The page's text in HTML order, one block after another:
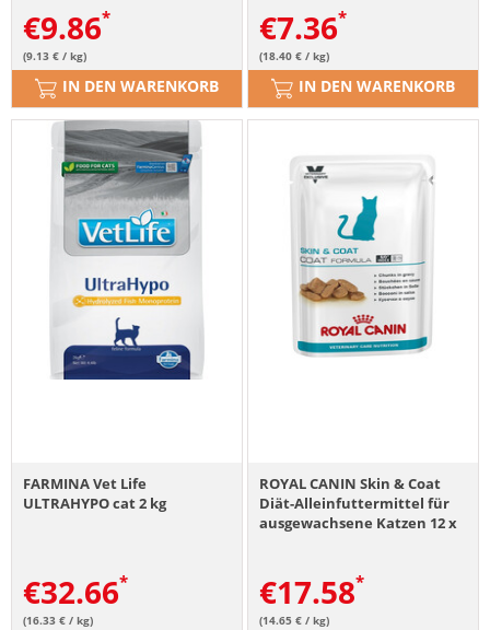
€9.86
(9.13 € / kg)
IN DEN WARENKORB
€7.36
(18.40 € / kg)
IN DEN WARENKORB
FARMINA Vet Life
ULTRAHYPO cat 2 kg
€32.66
(16.33 € / kg)
ROYAL CANIN Skin & Coat
Diät-Alleinfuttermittel für
ausgewachsene Katzen 12 x
€17.58
(14.65 € / kg)